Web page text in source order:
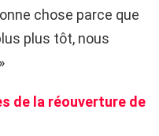
chose parce que
plus tôt, nous
de la réouverture de